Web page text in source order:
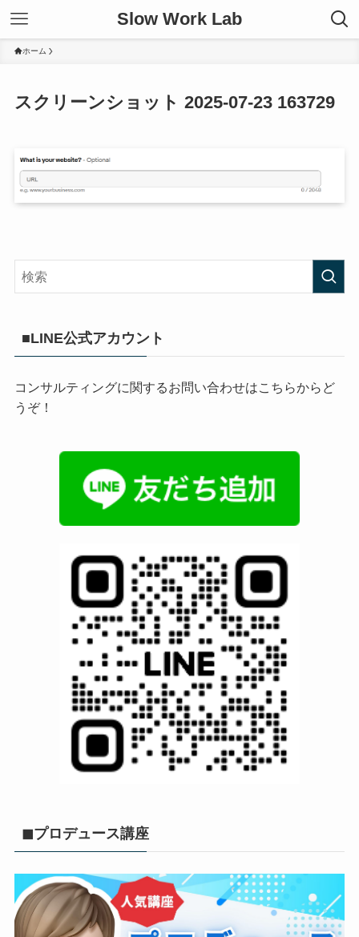
Slow Work Lab
ホーム
スクリーンショット 2025-07-23 163729
■LINE公式アカウント
コンサルティングに関するお問い合わせはこちらからど
うぞ！
◼︎プロデュース講座